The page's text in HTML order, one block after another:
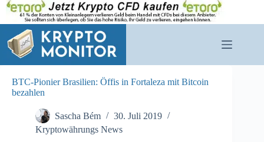
Zum
Inhalt
springen
BTC-Pionier Brasilien: Öffis in Fortaleza mit Bitcoin
bezahlen
Sascha Bém
30. Juli 2019
Kryptowährungs News